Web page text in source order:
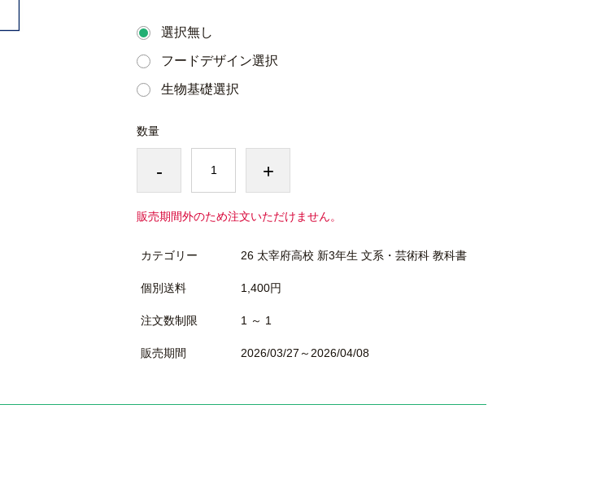
選択無し
フードデザイン選択
生物基礎選択
数量
- +
販売期間外のため注文いただけません。
カテゴリー 26 太宰府高校 新3年生 文系・芸術科 教科書
個別送料 1,400円
注文数制限 1 ～ 1
販売期間 2026/03/27～2026/04/08